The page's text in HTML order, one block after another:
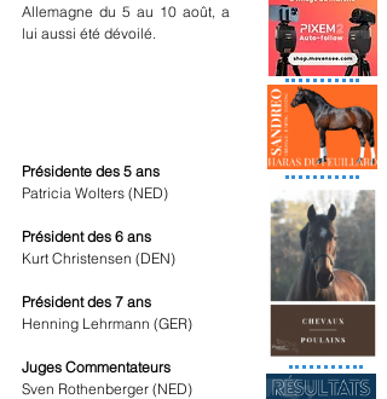
Allemagne du 5 au 10 août, a
lui aussi été dévoilé.
Présidente des 5 ans
Patricia Wolters (NED)
Président des 6 ans
Kurt Christensen (DEN)
Président des 7 ans
Henning Lehrmann (GER)
Juges Commentateurs
Sven Rothenberger (NED)